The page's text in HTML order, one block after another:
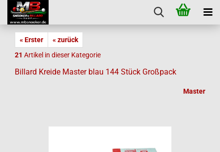
« Erster
« zurück
21 Artikel in dieser Kategorie
Billard Kreide Master blau 144 Stück Großpack
Master